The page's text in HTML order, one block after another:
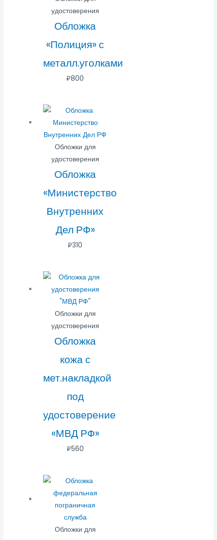
удостоверения
Обложка
«Полиция» с
металл.уголками
₽800
Обложки для
удостоверения
Обложка
«Министерство
Внутренних
Дел РФ»
₽310
Обложки для
удостоверения
Обложка
кожа с
мет.накладкой
под
удостоверение
«МВД РФ»
₽560
Обложки для